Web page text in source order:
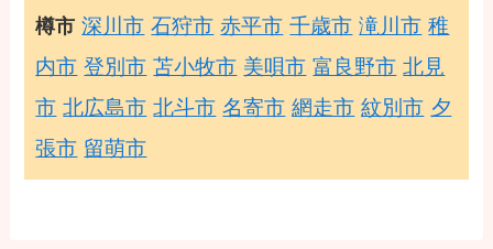
樽市 深川市 石狩市 赤平市 千歳市 滝川市 稚
内市 登別市 苫小牧市 美唄市 富良野市 北見
市 北広島市 北斗市 名寄市 網走市 紋別市 夕
張市 留萌市